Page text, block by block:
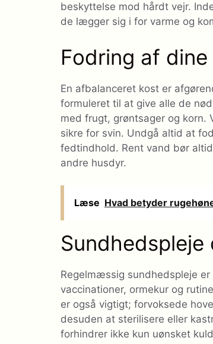
beskyttelse mod hårdt vejr.
de lægger sig i for varme og
Fodring af
En afbalanceret kost er
formuleret til at give alle de
med frugt, grøntsager og
sikre for svin. Undgå altid at
fedtindhold. Rent vand bør
andre husdyr.
Læse Hvad betyder
Regelmæssig sundhedspleje
vaccinationer, ormekur og
er også vigtigt; forvoksede
desuden at sterilisere eller
forhindrer ikke kun uønsket